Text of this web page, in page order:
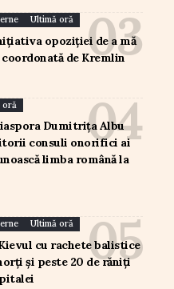
Ultimă oră
opoziției de a mă
coordonată de Kremlin
oră
Dumitrița Albu
consuli onorifici ai
limba română la
Ultimă oră
cu rachete balistice
și peste 20 de răniți